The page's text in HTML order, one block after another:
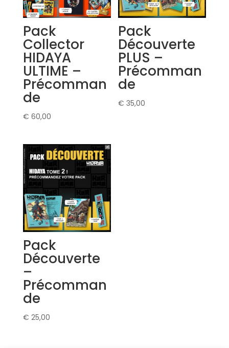
Pack
Collector
HIDAYA
ULTIME –
Précomman
de
€ 60,00
Pack
Découverte
PLUS –
Précomman
de
€ 35,00
Pack
Découverte
–
Précomman
de
€ 25,00